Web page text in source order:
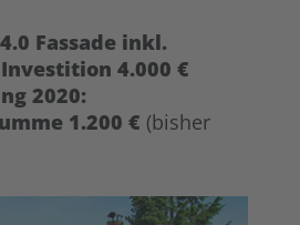
Fassade inkl.
4.000 €
2020:
1.200 € (bisher